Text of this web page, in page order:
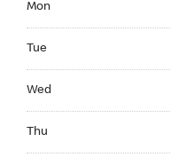
Mon
Tue
Wed
Thu